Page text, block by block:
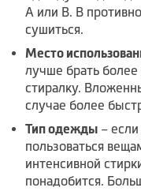
А или В. В
сушиться.
Место
лучше брать
стиралку.
случае более
Тип одежды –
пользоваться
интенсивной
понадобится.